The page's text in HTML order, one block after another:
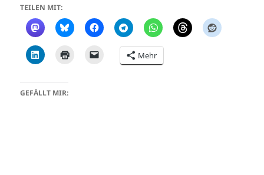
TEILEN MIT:
Mehr
GEFÄLLT MIR: